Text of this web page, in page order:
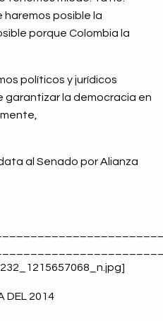
posible la
porque Colombia la
políticos y jurídicos
la democracia en
al Senado por Alianza
DEL 2014